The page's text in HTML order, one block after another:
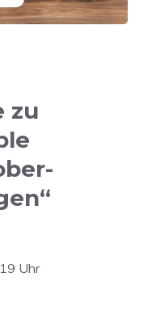
zu
Uhr